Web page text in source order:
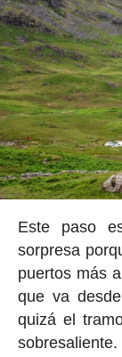
Este paso
sorpresa
puertos más
que va
quizá el
sobresaliente.